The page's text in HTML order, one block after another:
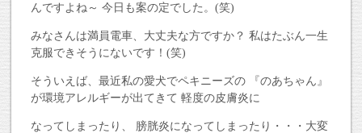
んですよね～ 今日も案の定でした。(笑)
みなさんは満員電車、大丈夫な方ですか？ 私はたぶん一生
克服できそうにないです！(笑)
そういえば、最近私の愛犬でペキニーズの 『のあちゃん』
が環境アレルギーが出てきて 軽度の皮膚炎に
なってしまったり、 膀胱炎になってしまったり・・・大変